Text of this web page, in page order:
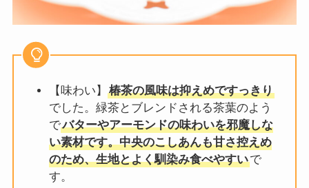
【味わい】
椿茶の風味は抑えめですっきり
でした。緑茶とブレンドされる茶葉のよう
でバターやアーモンドの味わいを邪魔しな
い素材です。中央のこしあんも甘さ控えめ
のため、生地とよく馴染み食べやすいで
す。